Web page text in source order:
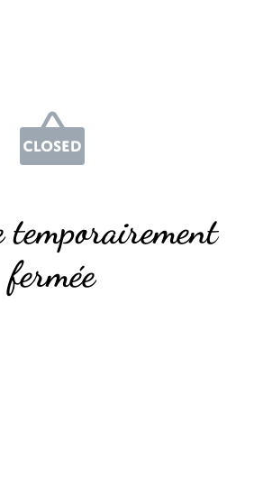
temporairement
fermée